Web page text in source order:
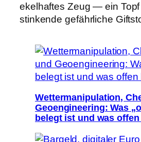
ekelhaftes Zeug — ein Topf
stinkende gefährliche
Wettermanipulation,
Geoengineering: Was
belegt ist und was